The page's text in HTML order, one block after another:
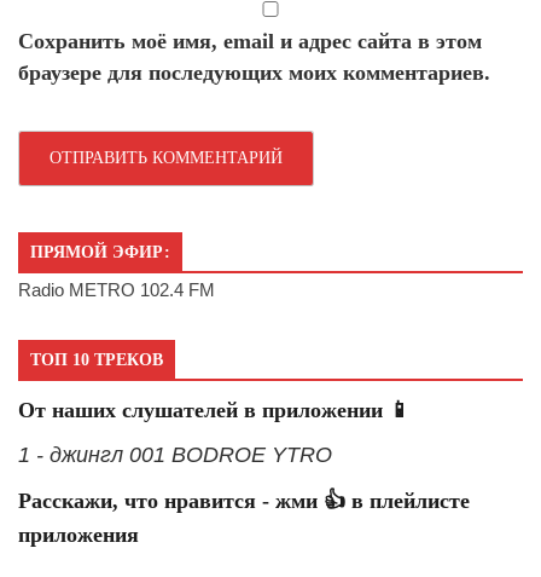
Сохранить моё имя, email и адрес сайта в этом
браузере для последующих моих комментариев.
ПРЯМОЙ ЭФИР:
Radio METRO 102.4 FM
ТОП 10 ТРЕКОВ
От наших слушателей в приложении 📱
1 - джингл 001 BODROE YTRO
Расскажи, что нравится - жми 👍 в плейлисте
приложения